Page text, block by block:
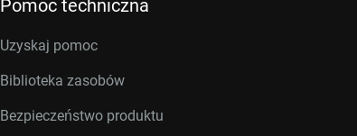
Pomoc techniczna
Uzyskaj pomoc
Biblioteka zasobów
Bezpieczeństwo produktu